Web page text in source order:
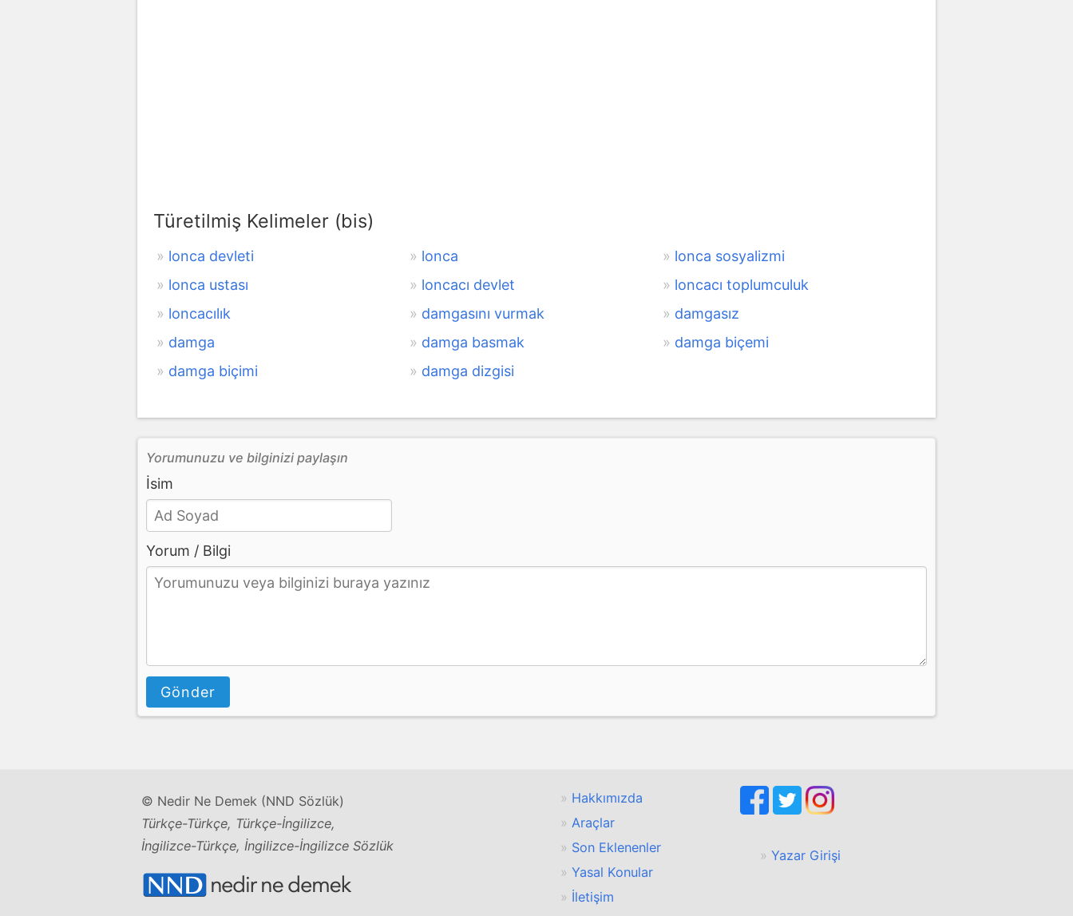
Türetilmiş Kelimeler (bis)
lonca devleti lonca
lonca sosyalizmi
lonca ustası
loncacı devlet
loncacı toplumculuk
loncacılık
damgasını vurmak
damgasız
damga
damga basmak
damga biçemi
damga biçimi
damga dizgisi
Yorumunuzu ve bilginizi paylaşın
İsim
Yorum / Bilgi
Gönder
© Nedir Ne Demek (NND Sözlük)
Türkçe-Türkçe, Türkçe-İngilizce,
İngilizce-Türkçe, İngilizce-İngilizce Sözlük
Hakkımızda
Araçlar
Son Eklenenler
Yasal Konular
İletişim
Yazar Girişi